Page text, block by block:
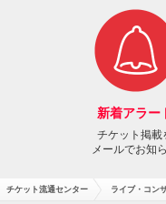
新着アラー
チケット掲載
メールでお知
チケット流通センター ライブ・コン